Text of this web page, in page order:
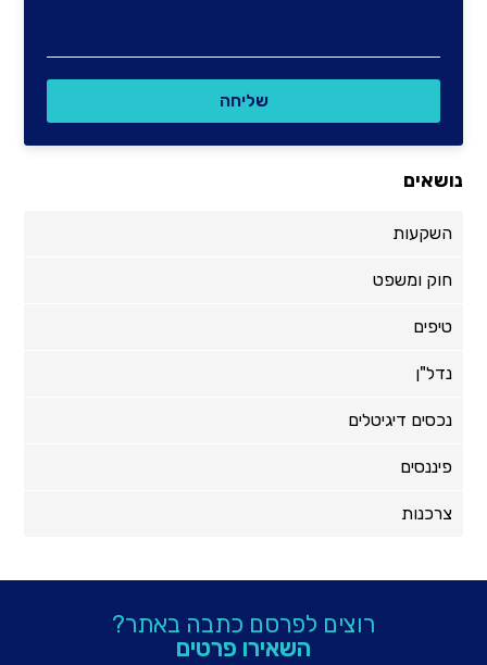
נושאים
השקעות
חוק ומשפט
טיפים
נדל"ן
נכסים דיגיטלים
פיננסים
צרכנות
רוצים לפרסם כתבה באתר?
השאירו פרטים